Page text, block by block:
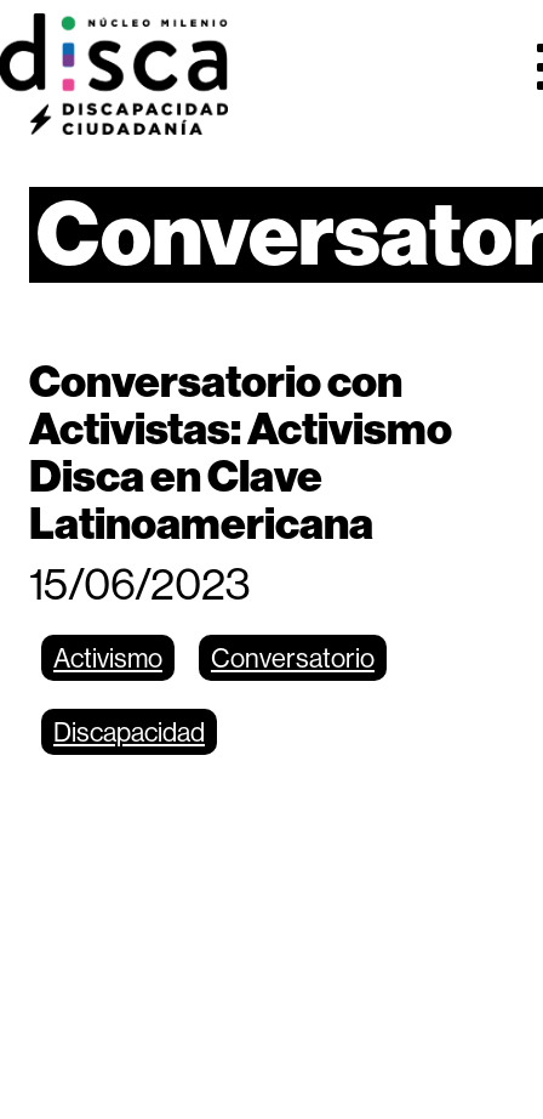
Conversatorio con
Activistas: Activismo
Disca en Clave
Latinoamericana
15/06/2023
Activismo Conversatorio
Discapacidad